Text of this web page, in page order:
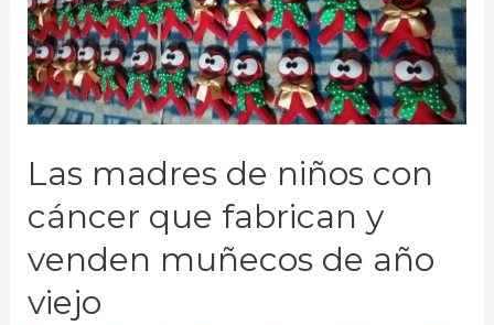
Las madres de niños con
cáncer que fabrican y
venden muñecos de año
viejo